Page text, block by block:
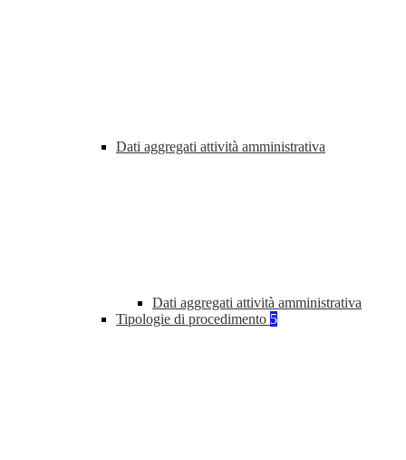
Dati aggregati attività amministrativa
Dati aggregati attività amministrativa
Tipologie di procedimento 5